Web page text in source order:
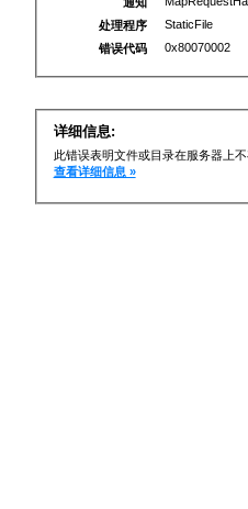
处理程序
StaticFile
错误代码
0x80070002
详细信息:
此错误表明文件或目录在服务器上
查看详细信息 »